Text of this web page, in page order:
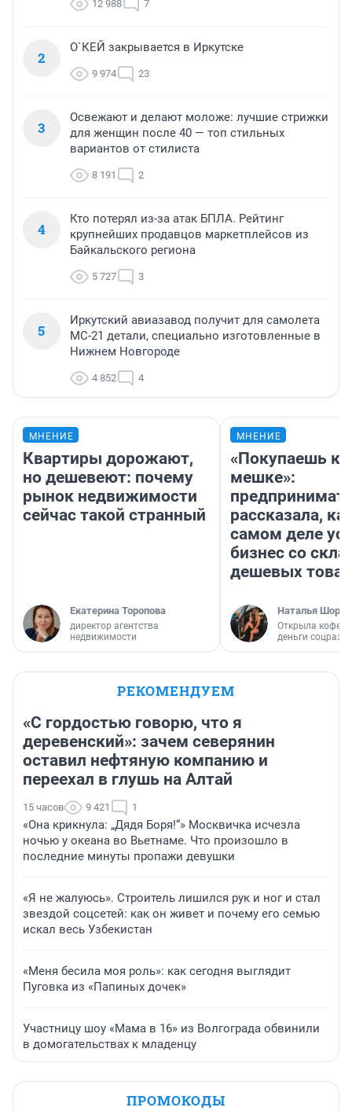
12 988 7
2
О`КЕЙ закрывается в Иркутске
9 974 23
3
Освежают и делают моложе: лучшие стрижки
для женщин после 40 — топ стильных
вариантов от стилиста
8 191 2
4
Кто потерял из-за атак БПЛА. Рейтинг
крупнейших продавцов маркетплейсов из
Байкальского региона
5 727 3
5
Иркутский авиазавод получит для самолета
МС-21 детали, специально изготовленные в
Нижнем Новгороде
4 852 4
МНЕНИЕ
Квартиры дорожают,
но дешевеют: почему
рынок недвижимости
сейчас такой странный
Екатерина Торопова
директор агентства
недвижимости
МНЕНИЕ
«Покупаешь
мешке»:
рассказала,
самом деле
бизнес со
дешевых
Наталья
Открыла
деньги
РЕКОМЕНДУЕМ
«С гордостью говорю, что я
деревенский»: зачем северянин
оставил нефтяную компанию и
переехал в глушь на Алтай
15 часов 9 421 1
«Она крикнула: „Дядя Боря!“» Москвичка исчезла
ночью у океана во Вьетнаме. Что произошло в
последние минуты пропажи девушки
«Я не жалуюсь». Строитель лишился рук и ног и стал
звездой соцсетей: как он живет и почему его семью
искал весь Узбекистан
«Меня бесила моя роль»: как сегодня выглядит
Пуговка из «Папиных дочек»
Участницу шоу «Мама в 16» из Волгограда обвинили
в домогательствах к младенцу
ПРОМОКОДЫ